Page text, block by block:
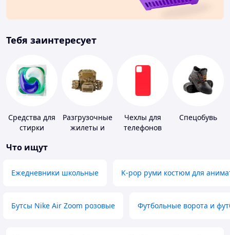
Тебя заинтересует
Средства для
стирки
Разгрузочные
жилеты и
Чехлы для
телефонов
Спецобувь
Что ищут
Ежедневники школьные K-pop руми костюм для
Бутсы Nike Air Zoom розовые Футбольные ворота и